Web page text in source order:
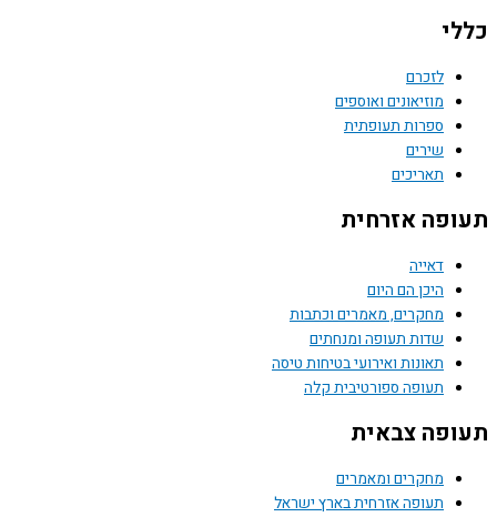
לזכרם
מוזיאונים ואוספים
ספרות תעופתית
שירים
תאריכים
אזרחית
דאייה
היכן הם היום
מחקרים, מאמרים וכתבות
שדות תעופה ומנחתים
תאונות ואירועי בטיחות טיסה
תעופה ספורטיבית קלה
צבאית
מחקרים ומאמרים
תעופה אזרחית בארץ ישראל